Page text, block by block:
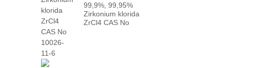
99,9%, 99,95%
Zirkonium klorida
ZrCl4 CAS No